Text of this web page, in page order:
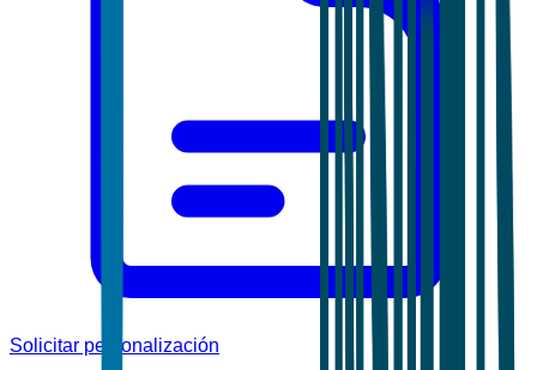
Solicitar personalización